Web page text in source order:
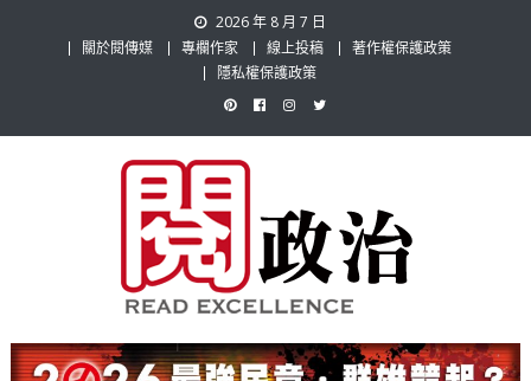
2026 年 8 月 7 日
關於閱傳媒
專欄作家 線上投稿
著作權保護政策
隱私權保護政策
閱政治 Read Gov News
題，也要專業評論，閱政治與多元的政治評論家與專欄作家邀稿合作，